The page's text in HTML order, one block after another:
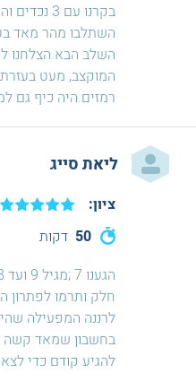
בקרנו עם
השתלבו מהר מאד
השלב הבא.הצלחנו
המוקצב, מעט
רמזים.היה כיף גם
ליאת סייג
50 דקות
ציון:
חלק ותרמו לפתרון
לרננה המפעילה
בחשבון שמאד קשה
להגיע קודם כדי